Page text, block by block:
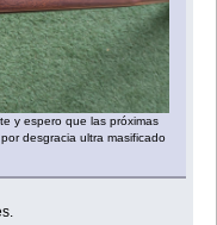
y espero que las próximas
desgracia ultra masificado